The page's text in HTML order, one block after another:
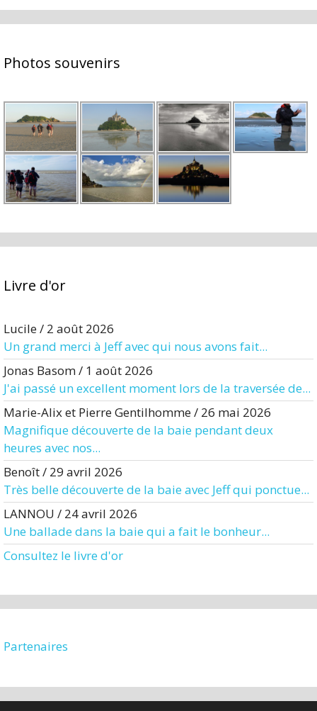
Photos souvenirs
Livre d'or
Lucile/ 2 août 2026
Un grand merci à Jeff avec qui nous avons fait...
Jonas Basom/ 1 août 2026
J'ai passé un excellent moment lors de la traversée de...
Marie-Alix et Pierre Gentilhomme/ 26 mai 2026
Magnifique découverte de la baie pendant deux
heures avec nos...
Benoît/ 29 avril 2026
Très belle découverte de la baie avec Jeff qui ponctue...
LANNOU / 24 avril 2026
Une ballade dans la baie qui a fait le bonheur...
Consultez le livre d'or
Partenaires